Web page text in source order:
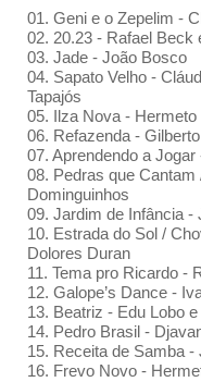
01. Geni e o Zepelim -
02. 20.23 - Rafael Beck
03. Jade - João Bosco
04. Sapato Velho -
Tapajós
05. Ilza Nova - Hermeto
06. Refazenda - Gilberto
07. Aprendendo a
08. Pedras que
Dominguinhos
09. Jardim de Infância -
10. Estrada do Sol /
Dolores Duran
11. Tema pro Ricardo -
12. Galope’s Dance -
13. Beatriz - Edu Lobo
14. Pedro Brasil -
15. Receita de Samba -
16. Frevo Novo -